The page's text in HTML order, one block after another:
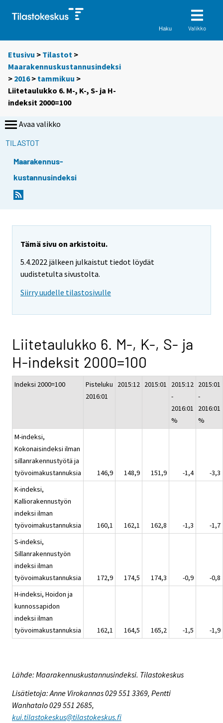
Haku Valikko
Etusivu > Tilastot >
Maarakennuskustannusindeksi
> 2016> tammikuu >
Liitetaulukko 6. M-, K-, S- ja H-
indeksit 2000=100
Avaa valikko
TILASTOT
Maarakennus-
kustannusindeksi
Tämä sivu on arkistoitu.
5.4.2022 jälkeen julkaistut tiedot löydät
uudistetulta sivustolta.
Siirry uudelle tilastosivulle
Liitetaulukko 6. M-, K-, S- ja
H-indeksit 2000=100
Indeksi 2000=100
Pisteluku
2016:01
2015:12 2015:01
2015:12
-
2016:01
%
2015:01
-
2016:01
%
M-indeksi,
Kokonaisindeksi ilman
sillanrakennustyötä ja
työvoimakustannuksia
146,9 148,9 151,9 -1,4
-3,3
K-indeksi,
Kalliorakennustyön
indeksi ilman
työvoimakustannuksia
160,1 162,1 162,8 -1,3
-1,7
S-indeksi,
Sillanrakennustyön
indeksi ilman
työvoimakustannuksia
172,9 174,5 174,3 -0,9
-0,8
H-indeksi, Hoidon ja
kunnossapidon
indeksi ilman
työvoimakustannuksia
162,1 164,5 165,2 -1,5 -1,9
Lähde: Maarakennuskustannusindeksi. Tilastokeskus
Lisätietoja: Anne Virokannas 029 551 3369, Pentti
Wanhatalo 029 551 2685,
kui.tilastokeskus@tilastokeskus.fi